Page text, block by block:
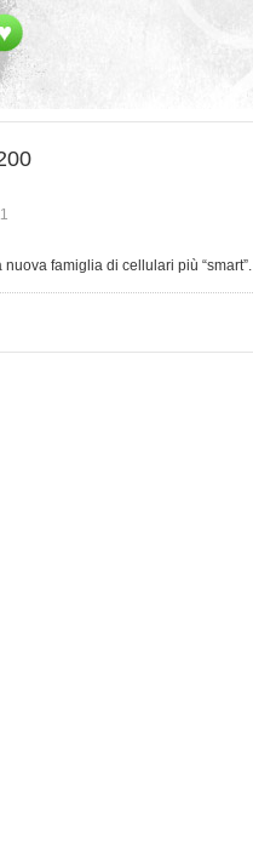
famiglia di cellulari più “smart”.